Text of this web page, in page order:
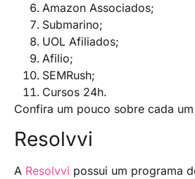
Amazon Associados;
Submarino;
UOL Afiliados;
Afilio;
SEMRush;
Cursos 24h.
Confira um pouco sobre cada
Resolvvi
A Resolvvi possui um programa